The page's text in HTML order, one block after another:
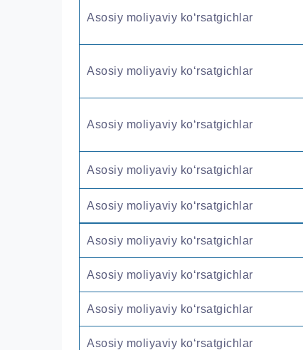
Asosiy moliyaviy ko‘rsatgichlar
Asosiy moliyaviy ko‘rsatgichlar
Asosiy moliyaviy ko‘rsatgichlar
Asosiy moliyaviy ko‘rsatgichlar
Asosiy moliyaviy ko‘rsatgichlar
Asosiy moliyaviy ko‘rsatgichlar
Asosiy moliyaviy ko‘rsatgichlar
Asosiy moliyaviy ko‘rsatgichlar
Asosiy moliyaviy ko‘rsatgichlar